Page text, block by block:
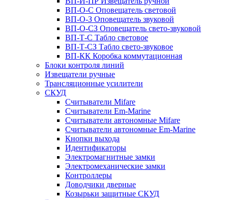
ВП-О-С Оповещатель световой
ВП-О-З Оповещатель звуковой
ВП-О-СЗ Оповещатель свето-звуковой
ВП-Т-С Табло световое
ВП-Т-СЗ Табло свето-звуковое
ВП-КК Коробка коммутационная
Блоки контроля линий
Извещатели ручные
Трансляционные усилители
СКУД
Считыватели Mifare
Считыватели Еm-Marine
Считыватели автономные Mifare
Считыватели автономные Em-Marine
Кнопки выхода
Идентификаторы
Электромагнитные замки
Электромеханические замки
Контроллеры
Доводчики дверные
Козырьки защитные СКУД